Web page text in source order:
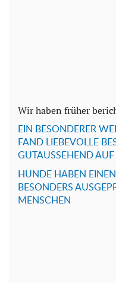
Wir haben früher
EIN BESONDERER
FAND LIEBEVOLLE
GUTAUSSEHEND AUF
HUNDE HABEN EINEN
BESONDERS
MENSCHEN